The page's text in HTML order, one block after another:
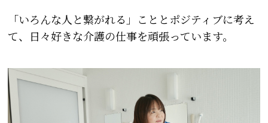
「いろんな人と繋がれる」こととポジティブに考え
て、日々好きな介護の仕事を頑張っています。